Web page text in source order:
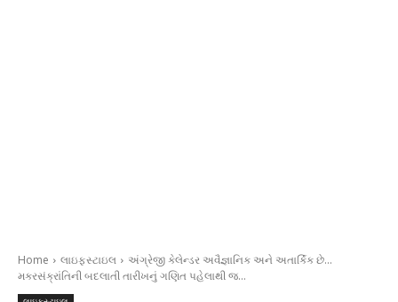
Home લાઇફસ્ટાઇલ
અંગ્રેજી કેલેન્ડર અવૈજ્ઞાનિક અને અતાર્કિક છે...
મકરસંક્રાંતિની બદલાતી તારીખનું ગણિત પહેલાથી જ...